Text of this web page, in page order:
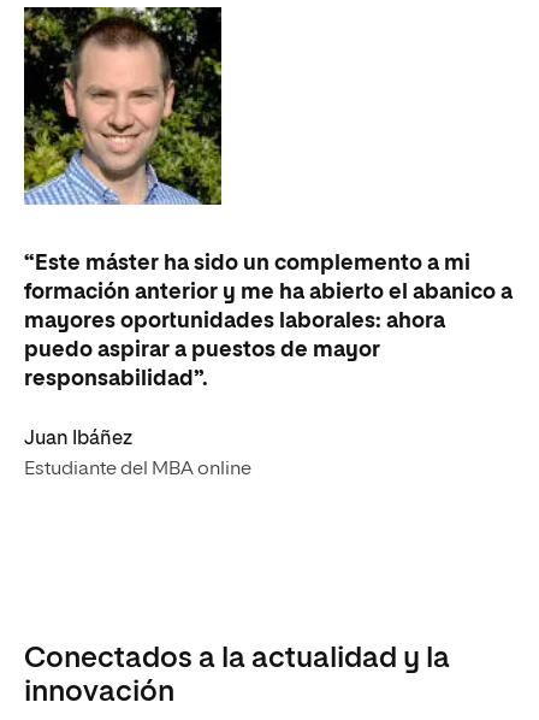
“Este máster ha sido un complemento a mi
formación anterior y me ha abierto el abanico a
mayores oportunidades laborales: ahora
puedo aspirar a puestos de mayor
responsabilidad”.
Juan Ibáñez
Estudiante del MBA online
Conectados a la actualidad y la
innovación